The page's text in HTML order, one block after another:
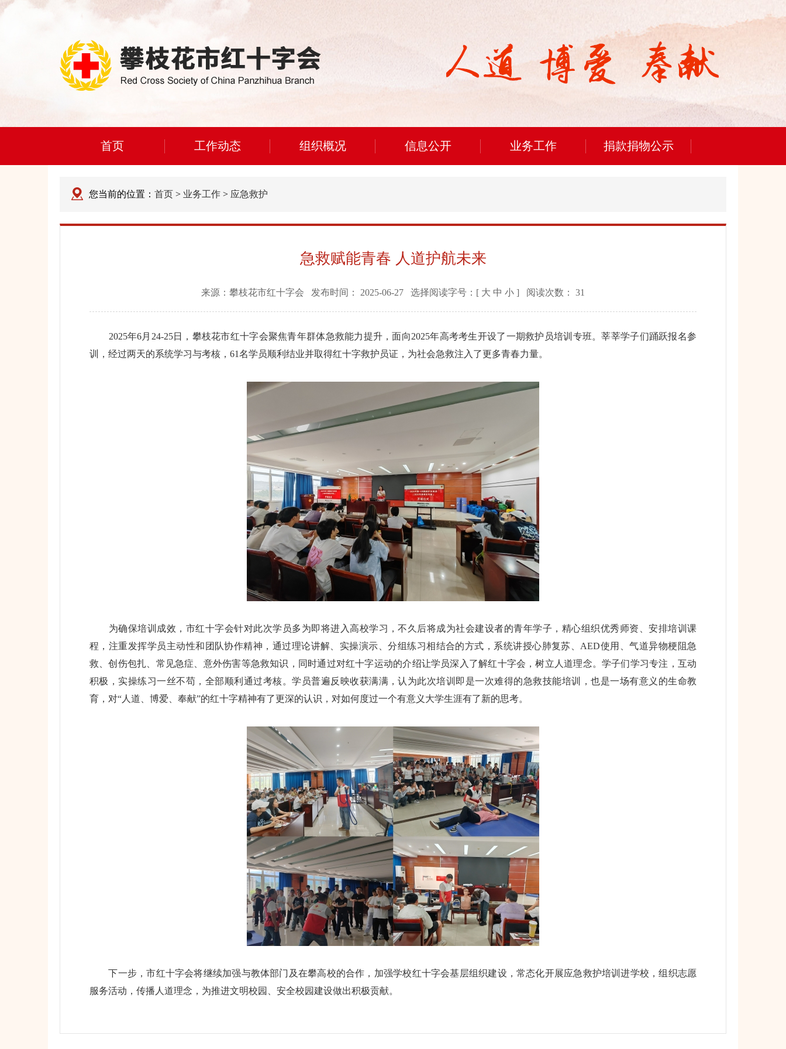
首页 工作动态 组织概况 信息公开 业务工作 捐款捐物公示
您当前的位置： 首页 > 业务工作 > 应急救护
急救赋能青春 人道护航未来
来源： 攀枝花市红十字会 发布时间： 2025-06-27 选择阅读字号：[ 大 中 小 ] 阅读次数： 31
2025年6月24-25日，攀枝花市红十字会聚焦青年群体急救能力提升，面向2025年高考考生开设了一期救护员培训专班。莘莘学子们踊跃报名参
训，经过两天的系统学习与考核，61名学员顺利结业并取得红十字救护员证，为社会急救注入了更多青春力量。
为确保培训成效，市红十字会针对此次学员多为即将进入高校学习，不久后将成为社会建设者的青年学子，精心组织优秀师资、安排培训课
程，注重发挥学员主动性和团队协作精神，通过理论讲解、实操演示、分组练习相结合的方式，系统讲授心肺复苏、AED使用、气道异物梗阻急
救、创伤包扎、常见急症、意外伤害等急救知识，同时通过对红十字运动的介绍让学员深入了解红十字会，树立人道理念。学子们学习专注，互动
积极，实操练习一丝不苟，全部顺利通过考核。学员普遍反映收获满满，认为此次培训即是一次难得的急救技能培训，也是一场有意义的生命教
育，对“人道、博爱、奉献”的红十字精神有了更深的认识，对如何度过一个有意义大学生涯有了新的思考。
下一步，市红十字会将继续加强与教体部门及在攀高校的合作，加强学校红十字会基层组织建设，常态化开展应急救护培训进学校，组织志愿
服务活动，传播人道理念，为推进文明校园、安全校园建设做出积极贡献。